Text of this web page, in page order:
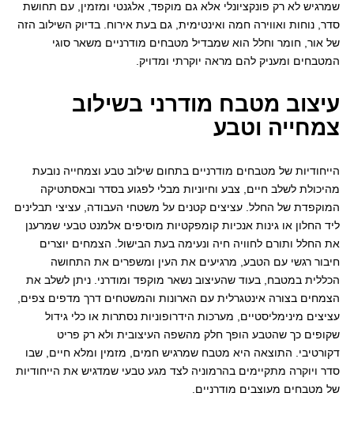
שמרגיש לא רק פונקציונלי אלא גם מוקפד, אלגנטי ומזמין, עם תחושת
סדר, נוחות ואווירה חמה ואינטימית, גם בעת אירוח. בדיוק השילוב הזה
של אור, חומר וחלל הוא שמבדיל מטבחים מודרניים משאר סוגי
המטבחים ומעניק להם מראה יוקרתי ומדויק.
עיצוב מטבח מודרני בשילוב
צמחייה וטבע
הייחודיות של מטבחים מודרניים בתחום שילוב טבע וצמחייה נובעת
מהיכולת לשלב חיים, צבע וחיוניות מבלי לפגוע בסדר ובאסתטיקה
המוקפדת של החלל. עציצים קטנים על משטחי העבודה, עציצי תבלינים
ליד החלון או גינות אנכיות קומפקטיות מוסיפים אלמנט טבעי שמרענן
את החלל ותורם לחוויה חיה ונעימה בעת הבישול. הצמחים יוצרים
חיבור רגשי עם הטבע, מרגיעים את העין ומשפרים את התחושה
הכללית במטבח, בעוד שהעיצוב נשאר מוקפד ומודרני. ניתן לשלב את
הצמחים בצורה אינטגרלית עם הארונות והמשטחים דרך מדפים צפים,
עציצים מינימליסטיים, מערכות הידרופוניות נסתרות או כלי גידול
שקופים כך שהטבע הופך חלק מהשפה העיצובית ולא רק פריט
דקורטיבי. התוצאה היא מטבח שמרגיש חמים, מזמין ומלא חיים, שבו
סדר ויוקרה מתקיימים בהרמוניה לצד מגע טבעי שמדגיש את הייחודיות
של מטבחים מעוצבים מודרניים.